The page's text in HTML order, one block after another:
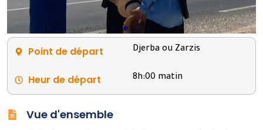
Point de départ Djerba ou Zarzis
Heur de départ 8h:00 matin
Vue d'ensemble